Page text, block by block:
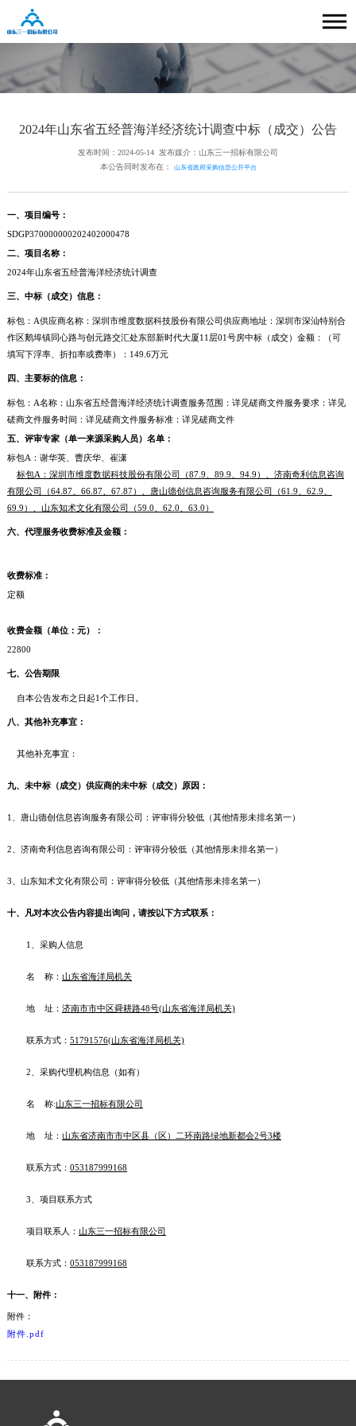
2024年山东省五经普海洋经济统计调查中标（成交）公告
发布时间：2024-05-14
发布媒介：山东三一招标有限公司
本公告同时发布在：
山东省政府采购信息公开平台
一、项目编号：
SDGP370000000202402000478
二、项目名称：
2024年山东省五经普海洋经济统计调查
三、中标（成交）信息：
标包：A供应商名称：深圳市维度数据科技股份有限公司供应商地址：深圳市深汕特别合
作区鹅埠镇同心路与创元路交汇处东部新时代大厦11层01号房中标（成交）金额：（可
填写下浮率、折扣率或费率）：149.6万元
四、主要标的信息：
标包：A名称：山东省五经普海洋经济统计调查服务范围：详见磋商文件服务要求：详见
磋商文件服务时间：详见磋商文件服务标准：详见磋商文件
五、评审专家（单一来源采购人员）名单：
标包A：谢华英、曹庆华、崔潇
标包A：深圳市维度数据科技股份有限公司（87.9、89.9、94.9）、济南奇利信息咨询
有限公司（64.87、66.87、67.87）、唐山德创信息咨询服务有限公司（61.9、62.9、
69.9）、山东知术文化有限公司（59.0、62.0、63.0）
六、代理服务收费标准及金额：
收费标准：
定额
收费金额（单位：元）：
22800
七、公告期限
自本公告发布之日起1个工作日。
八、其他补充事宜：
其他补充事宜：
九、未中标（成交）供应商的未中标（成交）原因：
1、唐山德创信息咨询服务有限公司：评审得分较低（其他情形未排名第一）
2、济南奇利信息咨询有限公司：评审得分较低（其他情形未排名第一）
3、山东知术文化有限公司：评审得分较低（其他情形未排名第一）
十、凡对本次公告内容提出询问，请按以下方式联系：
1、采购人信息
名 称： 山东省海洋局机关
地 址： 济南市市中区舜耕路48号(山东省海洋局机关)
联系方式： 51791576(山东省海洋局机关)
2、采购代理机构信息（如有）
名 称:山东三一招标有限公司
地 址： 山东省济南市市中区县（区）二环南路绿地新都会2号3楼
联系方式： 053187999168
3、项目联系方式
项目联系人： 山东三一招标有限公司
联系方式： 053187999168
十一、附件：
附件：
附件.pdf